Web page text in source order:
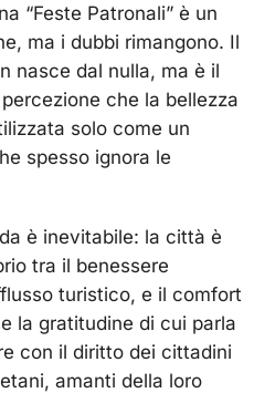
“Feste Patronali” è un
ma i dubbi rimangono. Il
nasce dal nulla, ma è il
che la bellezza
solo come un
spesso ignora le
è inevitabile: la città è
tra il benessere
turistico, e il comfort
la gratitudine di cui parla
con il diritto dei cittadini
amanti della loro